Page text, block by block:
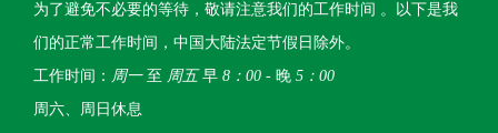
为了避免不必要的等待，敬请注意我们的工作时间 。以下是我
们的正常工作时间，中国大陆法定节假日除外。
工作时间： 周一至 周五早 8：00 - 晚 5：00
周六、周日休息